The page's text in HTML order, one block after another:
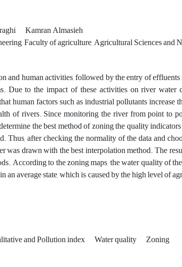
Kamran Almasieh
Faculty of agriculture, Agricultural Sciences and
and human activities, followed by the entry of
Due to the impact of these activities on river
human factors such as industrial pollutants
of rivers. Since monitoring the river from point to
the best method of zoning the quality
Thus, after checking the normality of the data and
was drawn with the best interpolation method. The
According to the zoning maps, the water quality of
an average state, which is caused by the high level of
and Pollution index Water quality
Zoning